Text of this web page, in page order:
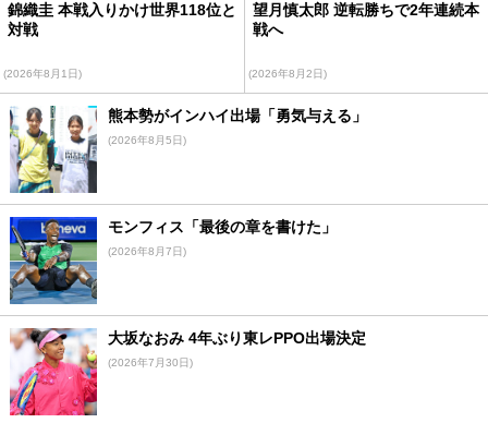
錦織圭 本戦入りかけ世界118位と
対戦
(2026年8月1日)
望月慎太郎 逆転勝ちで2年連続本
戦へ
(2026年8月2日)
熊本勢がインハイ出場「勇気与える」
(2026年8月5日)
モンフィス「最後の章を書けた」
(2026年8月7日)
大坂なおみ 4年ぶり東レPPO出場決定
(2026年7月30日)